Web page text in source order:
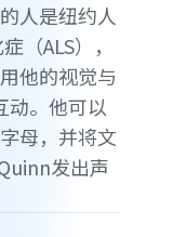
人是纽约人
（ALS），
他的视觉与
动。他可以
母，并将文
发出声